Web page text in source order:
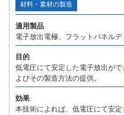
材料・素材の製造
適用製品
電子放出電極、フラットパネルデ
目的
低電圧にて安定した電子放出が
よびその製造方法の提供。
効果
本技術によれば、低電圧にて安